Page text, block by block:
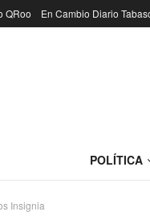
QRoo En Cambio Diario
POLÍTICA
Insignia